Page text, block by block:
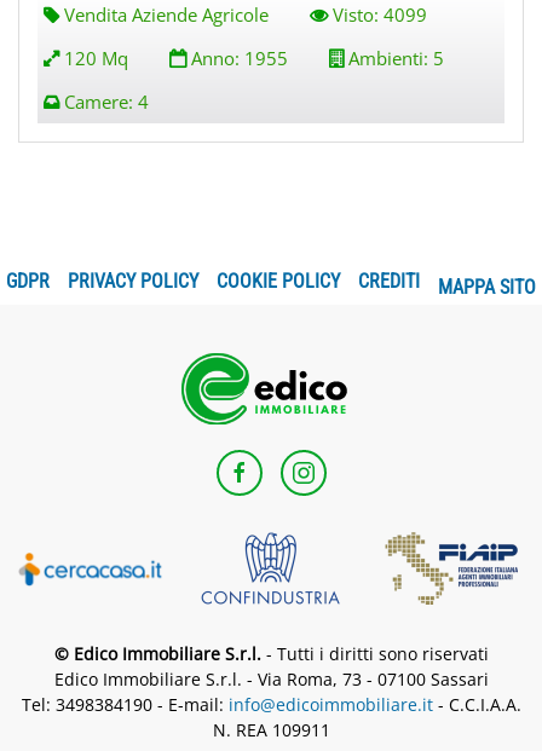
Vendita Aziende Agricole Visto: 4099
120 Mq
Anno: 1955 Ambienti: 5
Camere: 4
GDPR PRIVACY POLICY COOKIE POLICY CREDITI MAPPA SITO
© Edico Immobiliare S.r.l.- Tutti i diritti sono riservati
Edico Immobiliare S.r.l. - Via Roma, 73 - 07100 Sassari
Tel: 3498384190 - E-mail: info@edicoimmobiliare.it- C.C.I.A.A.
N. REA 109911